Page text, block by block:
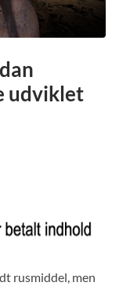
udviklet
rusmiddel, men